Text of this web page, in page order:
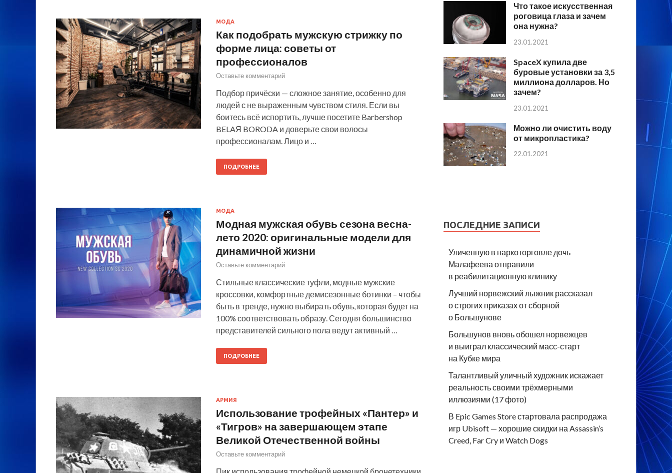
МОДА
Как подобрать мужскую стрижку по
форме лица: советы от
профессионалов
Оставьте комментарий
Подбор причёски — сложное занятие, особенно для
людей с не выраженным чувством стиля. Если вы
боитесь всё испортить, лучше посетите Barbershop
BELAЯ BORODA и доверьте свои волосы
профессионалам. Лицо и …
ПОДРОБНЕЕ
МОДА
Модная мужская обувь сезона весна-
лето 2020: оригинальные модели для
динамичной жизни
Оставьте комментарий
Стильные классические туфли, модные мужские
кроссовки, комфортные демисезонные ботинки – чтобы
быть в тренде, нужно выбирать обувь, которая будет на
100% соответствовать образу. Сегодня большинство
представителей сильного пола ведут активный …
ПОДРОБНЕЕ
АРМИЯ
Использование трофейных «Пантер» и
«Тигров» на завершающем этапе
Великой Отечественной войны
Оставьте комментарий
Что такое искусственная
роговица глаза и зачем
она нужна?
23.01.2021
SpaceX купила две
буровые установки за 3,5
миллиона долларов. Но
зачем?
23.01.2021
Можно ли очистить воду
от микропластика?
22.01.2021
ПОСЛЕДНИЕ ЗАПИСИ
Уличенную в наркоторговле дочь
Малафеева отправили
в реабилитационную клинику
Лучший норвежский лыжник рассказал
о строгих приказах от сборной
о Большунове
Большунов вновь обошел норвежцев
и выиграл классический масс-старт
на Кубке мира
Талантливый уличный художник искажает
реальность своими трёхмерными
иллюзиями (17 фото)
В Epic Games Store стартовала распродажа
игр Ubisoft — хорошие скидки на Assassin’s
Creed, Far Cry и Watch Dogs